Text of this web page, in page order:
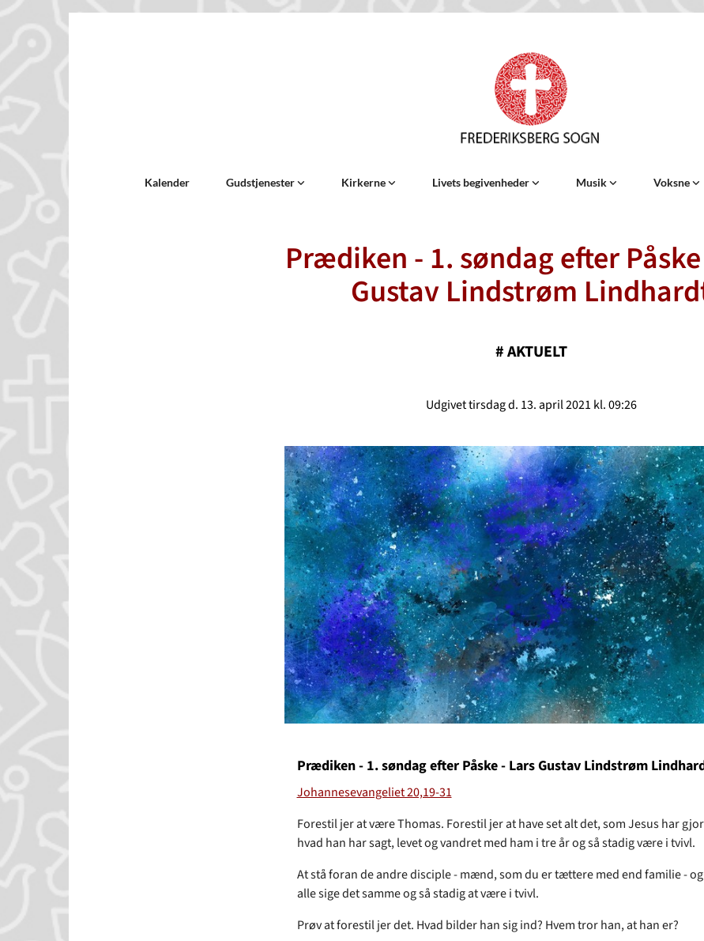
Kalender Gudstjenester Kirkerne Livets begivenheder Musik Voksne
Prædiken - 1. søndag efter
Gustav Lindstrøm
#AKTUELT
Udgivet tirsdag d. 13. april 2021 kl. 09:26
Prædiken - 1. søndag efter Påske - Lars Gustav Lindstrøm
Johannesevangeliet 20,19-31
Forestil jer at være Thomas. Forestil jer at have set alt det, som Jesus har
hvad han har sagt, levet og vandret med ham i tre år og så stadig være i tvivl.
At stå foran de andre disciple - mænd, som du er tættere med end familie -
alle sige det samme og så stadig at være i tvivl.
Prøv at forestil jer det. Hvad bilder han sig ind? Hvem tror han, at han er?